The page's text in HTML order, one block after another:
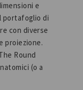
e
portafoglio di
con diverse
proiezione.
Round
(o a